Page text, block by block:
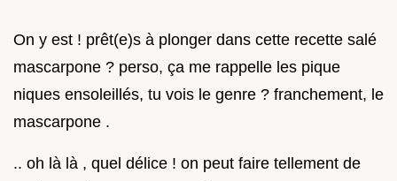
On y est ! prêt(e)s à plonger dans cette recette salé
mascarpone ? perso, ça me rappelle les pique
niques ensoleillés, tu vois le genre ? franchement, le
mascarpone .
.. oh là là , quel délice ! on peut faire tellement de